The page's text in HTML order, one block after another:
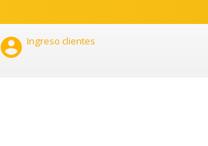
 Ingreso clientes